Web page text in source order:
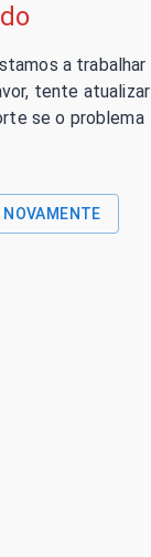
a trabalhar
tente atualizar
se o problema